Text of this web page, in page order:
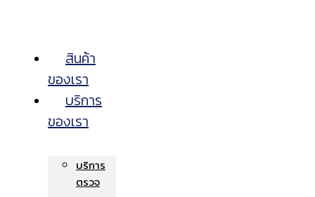
สินค้า
ของเรา
บริการ
ของเรา
บริการ
ตรวจ